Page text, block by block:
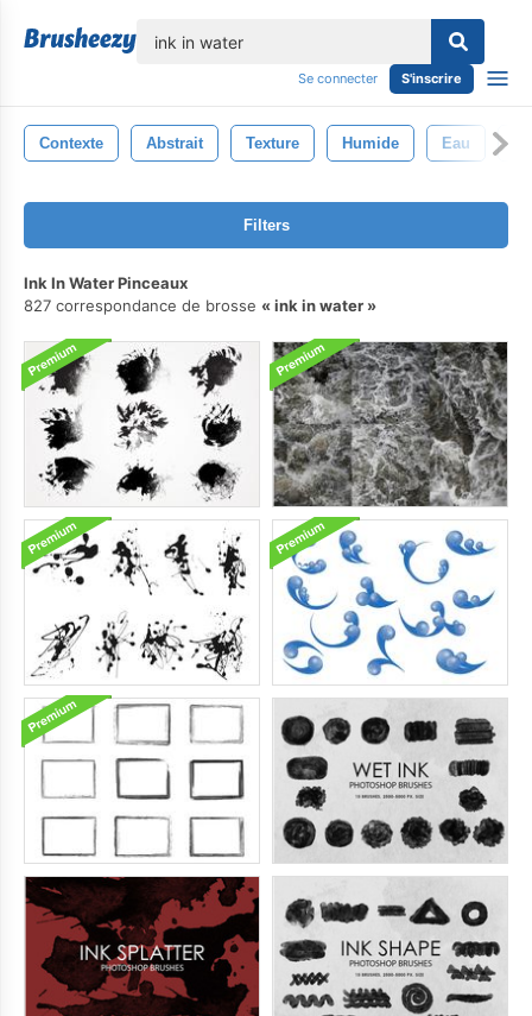
Se connecter S'inscrire
Contexte Abstrait Texture Humide Eau
Filters
Ink In Water Pinceaux
827 correspondance de brosse
ink in water